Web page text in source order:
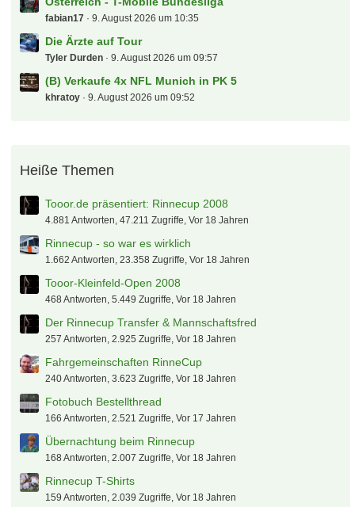
Mitgliedschaften bei Vereinen der Premier League
2026/27
figur87 9. August 2026 um 14:36
Der Biete und Suche "Deutsche - Bahn - Sparfred"
Aktionen und Gutscheine
mig71 9. August 2026 um 13:03
blackfire7 9. August 2026 um 12:32
kleemarco 9. August 2026 um 12:29
9. August 2026 um 11:37
9. August 2026 um 11:17
fabian17 9. August 2026 um 10:35
(B) Verkaufe 4x NFL Munich in PK 5
9. August 2026 um 09:52